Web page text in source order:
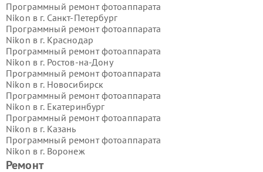
Ремонт
Программный ремонт фотоаппарата
Nikon в г. Санкт-Петербург
Программный ремонт фотоаппарата
Nikon в г. Краснодар
Программный ремонт фотоаппарата
Nikon в г. Ростов-на-Дону
Программный ремонт фотоаппарата
Nikon в г. Новосибирск
Программный ремонт фотоаппарата
Nikon в г. Екатеринбург
Программный ремонт фотоаппарата
Nikon в г. Казань
Программный ремонт фотоаппарата
Nikon в г. Воронеж
Программный ремонт фотоаппарата